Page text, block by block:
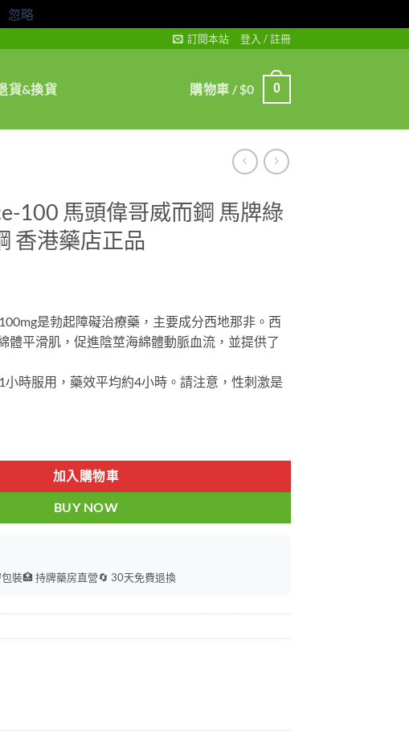
忽略
訂閱本站 登入 / 註冊
貨&換貨 購物車 /$0 0
100 馬頭偉哥威而鋼 馬牌綠
香港藥店正品
是勃起障礙治療藥，主要成分西地那非。西
體平滑肌，促進陰莖海綿體動脈血流，並提供了
小時服用，藥效平均約4小時。請注意，性刺激是
加入購物車
BUY NOW
裝🏥 持牌藥房直營🔄 30天免費退換